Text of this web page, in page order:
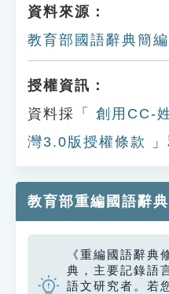
資料來源：
教育部國語辭典簡
授權資訊：
資料採「
創用CC-
灣3.0版授權條款
教育部重編國語辭
《重編國語辭典
典，主要記錄語
語文研究者。若